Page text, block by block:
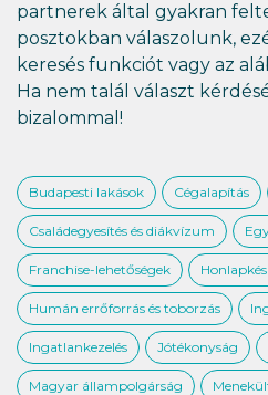
partnerek által gyakran
posztokban válaszolunk,
keresés funkciót vagy az
Ha nem talál választ
bizalommal!
Budapesti lakások Cégalapítás
Családegyesítés és diákvízum
Franchise-lehetőségek
Humán errőforrás és toborzás
Ingatlankezelés Jótékonyság
Magyar állampolgárság